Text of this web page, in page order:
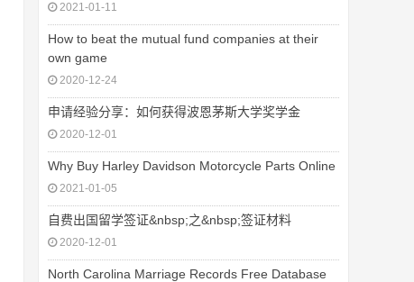
2021-01-11
How to beat the mutual fund companies at their
own game
2020-12-24
申请经验分享：如何获得波恩茅斯大学奖学金
2020-12-01
Why Buy Harley Davidson Motorcycle Parts Online
2021-01-05
自费出国留学签证&nbsp;之&nbsp;签证材料
2020-12-01
North Carolina Marriage Records Free Database